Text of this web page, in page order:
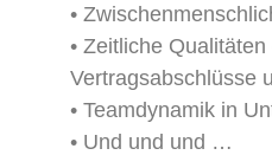
•
• Zeitliche
Vertragsabschlüsse
• Teamdynamik in
• Und und und …